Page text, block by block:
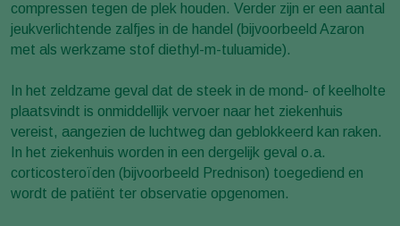
compressen tegen de plek houden. Verder zijn er een aantal
jeukverlichtende zalfjes in de handel (bijvoorbeeld Azaron
met als werkzame stof diethyl-m-tuluamide).
In het zeldzame geval dat de steek in de mond- of keelholte
plaatsvindt is onmiddellijk vervoer naar het ziekenhuis
vereist, aangezien de luchtweg dan geblokkeerd kan raken.
In het ziekenhuis worden in een dergelijk geval o.a.
corticosteroïden (bijvoorbeeld Prednison) toegediend en
wordt de patiënt ter observatie opgenomen.